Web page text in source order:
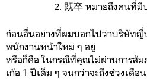
既卒 หมายถึงคนที่มี
ก่อนอื่นอย่างที่ผมบอกไปว่าบริษัท
พนักงานหน้าใหม่ ๆ อยู่
หรือก็คือ ในกรณีที่คุณไม่ผ่านการสั
เก้อ 1 ปีเต็ม ๆ จนกว่าจะถึงช่วงเดือ